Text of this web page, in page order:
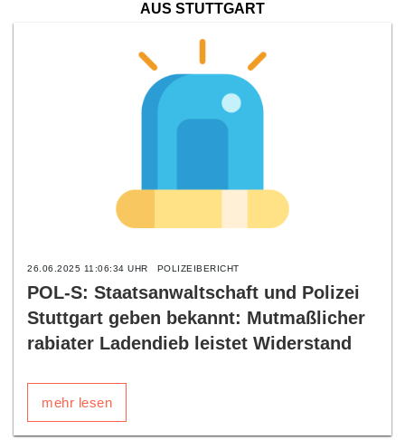
AUS STUTTGART
26.06.2025 11:06:34 UHR POLIZEIBERICHT
POL-S: Staatsanwaltschaft und Polizei
Stuttgart geben bekannt: Mutmaßlicher
rabiater Ladendieb leistet Widerstand
mehr lesen